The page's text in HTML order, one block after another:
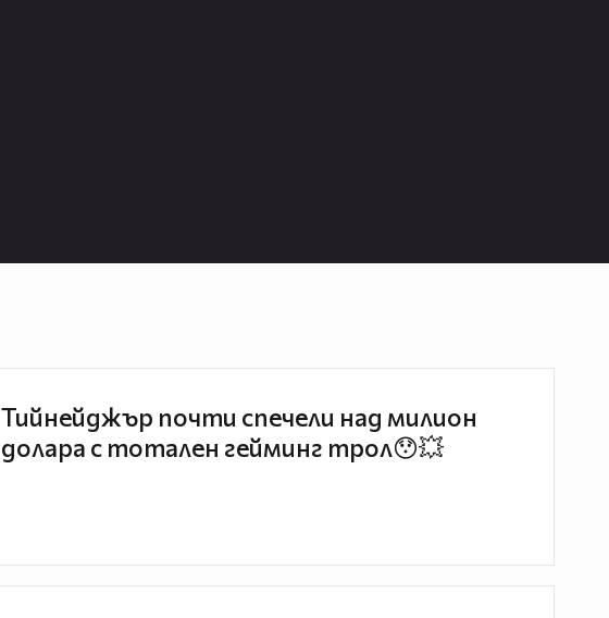
Тийнейджър почти спечели над милион
долара с тотален гейминг трол😯💥